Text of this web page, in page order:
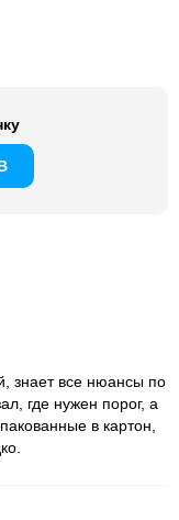
знает все нюансы по
где нужен порог, а
в картон,